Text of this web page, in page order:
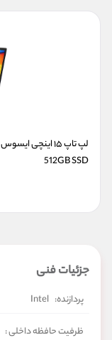
512GB SSD
جزئیات فنی
پردازنده: Intel
ظرفیت حافظه داخلی :